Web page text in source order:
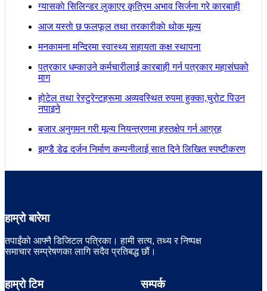
ग्यासकाे सिलिन्डर लुकाएर कृत्रिम अभाव सिर्जना गरे कारबाही
आज यस्ताे छ फलफूल तथा तरकारीकाे थोक मूल्य
मनकामना मन्दिरमा स्वास्थ्य सहायता कक्ष स्थापना
पत्रकार धम्काउने कर्मचारीलाई कारबाही गर्न पत्रकार महासंघको
माग
होटेल तथा रेस्टुरेन्टहरूमा अव्यवस्थित रुपमा हुक्का,चुरोट पिउन
नपाइने
बजार अनुगमन गरी मूल्य नियन्त्रणमा हस्तक्षेप गर्न आग्रह
झण्डै डेढ दर्जन निर्माण कम्पनीलाई सात दिने लिखित स्पष्टीकरण
हाम्रो बारेमा
तपाईंको आफ्नै डिजिटल पत्रिका। हामी सत्य, तथ्य र निष्पक्ष
समाचार सम्प्रेषणका लागि सदैव प्रतिबद्ध छौं।
हाम्रो टिम सम्पर्क